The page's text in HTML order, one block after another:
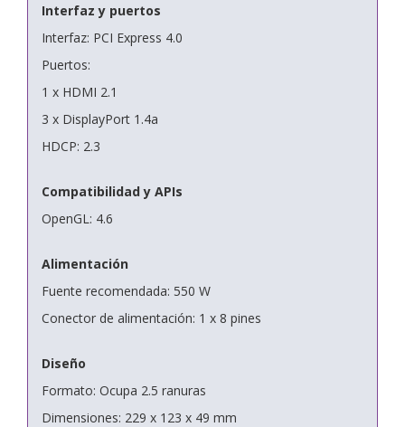
Interfaz y puertos
Interfaz: PCI Express 4.0
Puertos:
1 x HDMI 2.1
3 x DisplayPort 1.4a
HDCP: 2.3
Compatibilidad y APIs
OpenGL: 4.6
Alimentación
Fuente recomendada: 550 W
Conector de alimentación: 1 x 8 pines
Diseño
Formato: Ocupa 2.5 ranuras
Dimensiones: 229 x 123 x 49 mm